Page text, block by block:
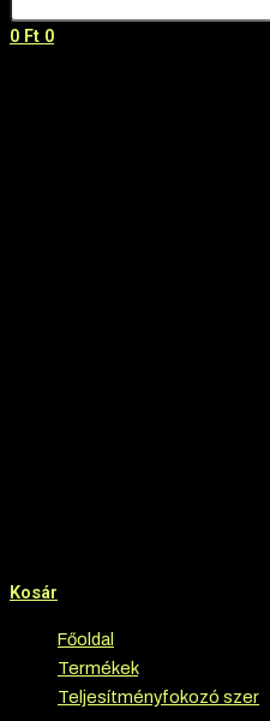
0 Ft 0
Kosár
Főoldal
Termékek
Teljesítményfokozó szer